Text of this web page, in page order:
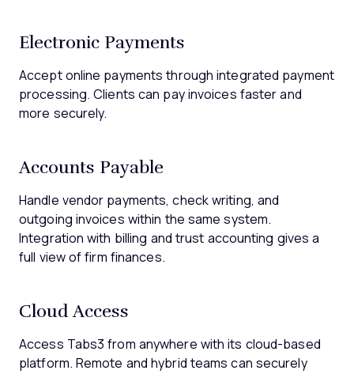
Electronic Payments
Accept online payments through integrated payment
processing. Clients can pay invoices faster and
more securely.
Accounts Payable
Handle vendor payments, check writing, and
outgoing invoices within the same system.
Integration with billing and trust accounting gives a
full view of firm finances.
Cloud Access
Access Tabs3 from anywhere with its cloud-based
platform. Remote and hybrid teams can securely